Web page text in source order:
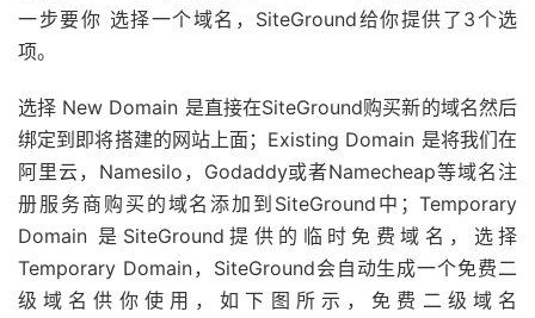
一步要你 选择一个域名，SiteGround给你提供了3个选
项。
选择 New Domain 是直接在SiteGround购买新的域名然后
绑定到即将搭建的网站上面；Existing Domain 是将我们在
阿里云，Namesilo，Godaddy或者Namecheap等域名注
册服务商购买的域名添加到SiteGround中；Temporary
Domain 是SiteGround提供的临时免费域名，选择
Temporary Domain，SiteGround会自动生成一个免费二
级域名供你使用，如下图所示，免费二级域名